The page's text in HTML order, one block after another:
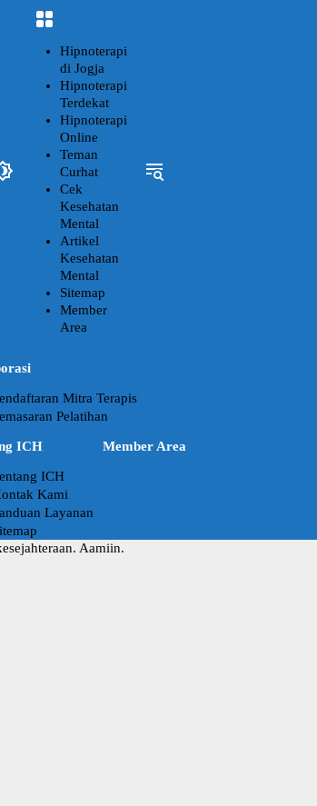
Hipnoterapi
di Jogja
Hipnoterapi
Terdekat
Hipnoterapi
Online
Teman
Curhat
Cek
Kesehatan
Mental
Artikel
Kesehatan
Mental
Sitemap
Member
Area
Mitra Terapis
Pelatihan
ICH
ICH
Kami
Layanan
Member Area
Aamiin.